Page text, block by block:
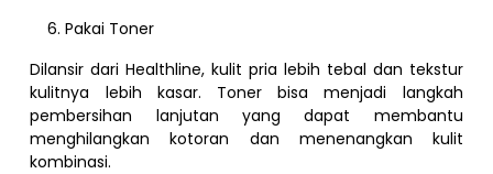
Pakai Toner
Dilansir dari Healthline, kulit pria lebih tebal dan tekstur
kulitnya lebih kasar. Toner bisa menjadi langkah
pembersihan lanjutan yang dapat membantu
menghilangkan kotoran dan menenangkan kulit
kombinasi.